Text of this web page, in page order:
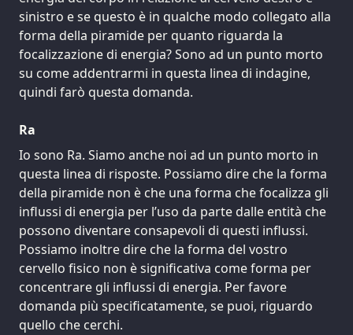
sinistro e se questo è in qualche modo collegato alla
forma della piramide per quanto riguarda la
focalizzazione di energia? Sono ad un punto morto
su come addentrarmi in questa linea di indagine,
quindi farò questa domanda.
Ra
Io sono Ra. Siamo anche noi ad un punto morto in
questa linea di risposte. Possiamo dire che la forma
della piramide non è che una forma che focalizza gli
influssi di energia per l’uso da parte dalle entità che
possono diventare consapevoli di questi influssi.
Possiamo inoltre dire che la forma del vostro
cervello fisico non è significativa come forma per
concentrare gli influssi di energia. Per favore
domanda più specificatamente, se puoi, riguardo
quello che cerchi.